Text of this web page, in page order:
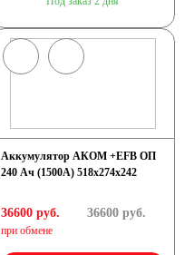
Аккумулятор АКОМ +EFB ОП
240 Ач (1500А) 518х274х242
36600 руб.
при обмене
36600 руб.